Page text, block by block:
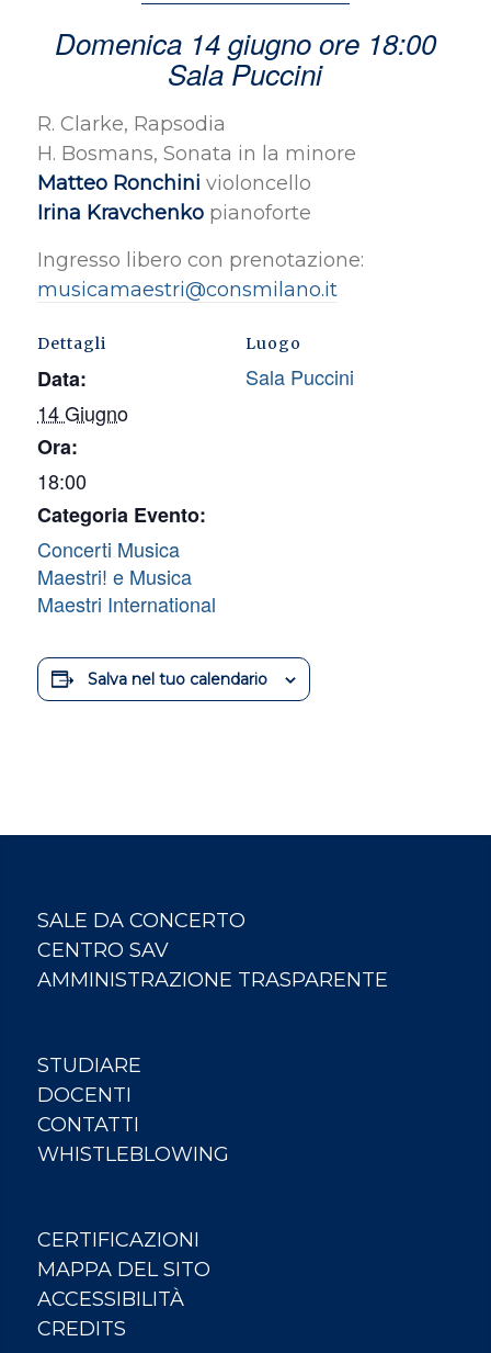
Domenica 14 giugno ore 18:00
Sala Puccini
R. Clarke, Rapsodia
H. Bosmans, Sonata in la minore
Matteo Ronchini violoncello
Irina Kravchenkopianoforte
Ingresso libero con prenotazione:
musicamaestri@consmilano.it
Dettagli
Data:
14 Giugno
Ora:
18:00
Categoria Evento:
Concerti Musica
Maestri! e Musica
Maestri International
Luogo
Sala Puccini
Salva nel tuo calendario
SALE DA CONCERTO
CENTRO SAV
AMMINISTRAZIONE TRASPARENTE
STUDIARE
DOCENTI
CONTATTI
WHISTLEBLOWING
CERTIFICAZIONI
MAPPA DEL SITO
ACCESSIBILITÀ
CREDITS